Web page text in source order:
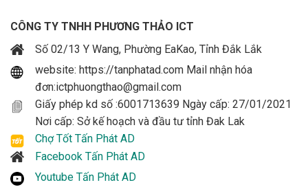
CÔNG TY TNHH PHƯƠNG THẢO ICT
Số 02/13 Y Wang, Phường EaKao, Tỉnh Đắk Lắk
website: https://tanphatad.com Mail nhận hóa
đơn:ictphuongthao@gmail.com
Giấy phép kd số :6001713639 Ngày cấp: 27/01/2021
Nơi cấp: Sở kế hoạch và đầu tư tỉnh Đak Lak
Chợ Tốt Tấn Phát AD
Facebook Tấn Phát AD
Youtube Tấn Phát AD